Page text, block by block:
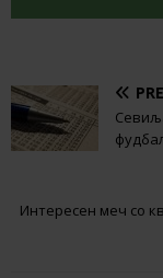
Интересен меч со